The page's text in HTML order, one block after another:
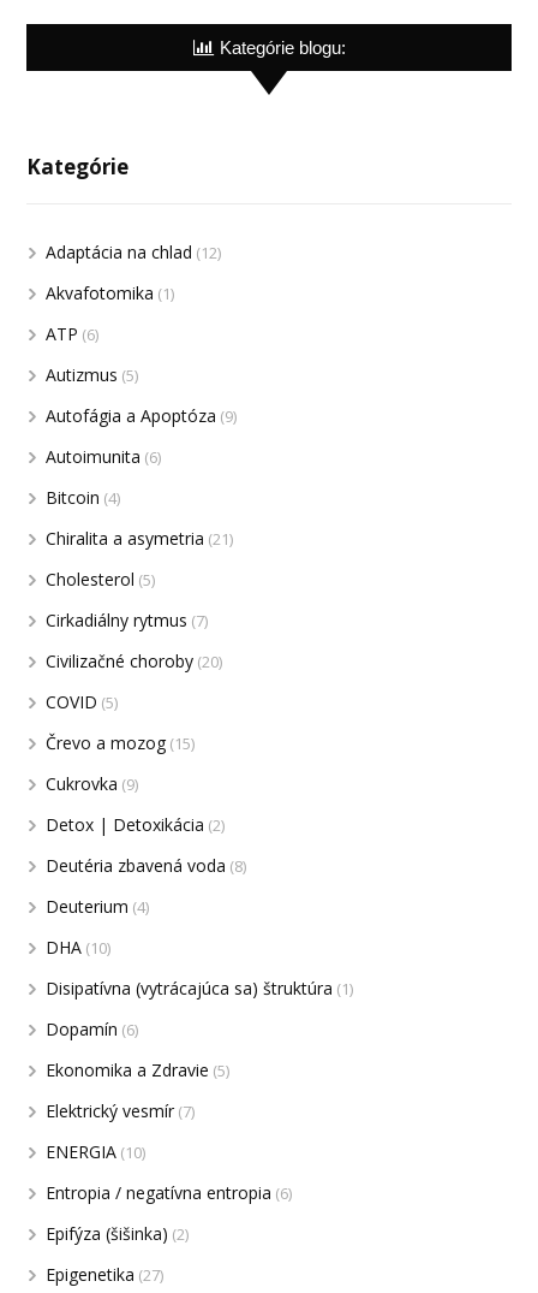
Kategórie blogu:
Kategórie
Adaptácia na chlad (12)
Akvafotomika (1)
ATP (6)
Autizmus (5)
Autofágia a Apoptóza (9)
Autoimunita (6)
Bitcoin (4)
Chiralita a asymetria (21)
Cholesterol (5)
Cirkadiálny rytmus (7)
Civilizačné choroby (20)
COVID (5)
Črevo a mozog (15)
Cukrovka (9)
Detox | Detoxikácia (2)
Deutéria zbavená voda (8)
Deuterium (4)
DHA (10)
Disipatívna (vytrácajúca sa) štruktúra (1)
Dopamín (6)
Ekonomika a Zdravie (5)
Elektrický vesmír (7)
ENERGIA (10)
Entropia / negatívna entropia (6)
Epifýza (šišinka) (2)
Epigenetika (27)